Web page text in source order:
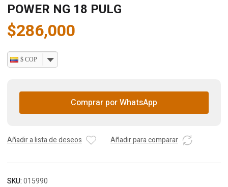
POWER NG 18 PULG
$286,000
$ COP
Comprar por WhatsApp
Añadir a lista de deseos Añadir para comparar
SKU:015990